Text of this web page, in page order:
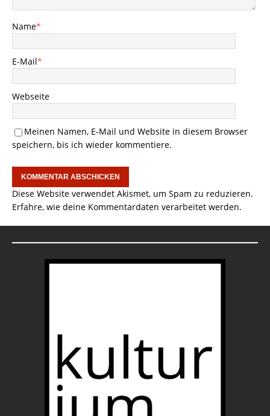
Name*
E-Mail*
Webseite
Meinen Namen, E-Mail und Website in diesem Browser
speichern, bis ich wieder kommentiere.
Diese Website verwendet Akismet, um Spam zu reduzieren.
Erfahre, wie deine Kommentardaten verarbeitet werden.